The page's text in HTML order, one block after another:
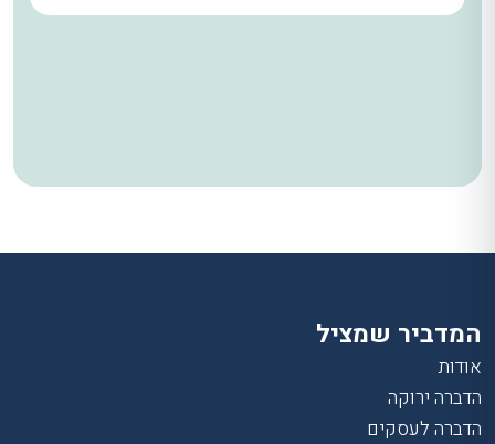
המדביר שמציל
אודות
הדברה ירוקה
הדברה לעסקים